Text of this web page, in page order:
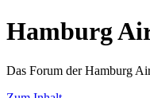
Hamburg
Das Forum der Hamburg